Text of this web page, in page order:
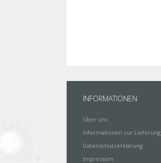
INFORMATIONEN
Über uns
Informationen zur Lieferung
Datenschutzerklärung
Impressum